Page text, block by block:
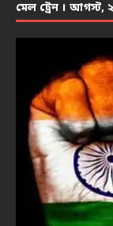
মেল ট্রেন । আগস্ট,